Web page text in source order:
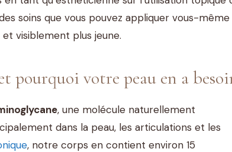
soins que vous pouvez appliquer vous-même
visiblement plus jeune.
pourquoi votre peau en a
, une molécule naturellement
dans la peau, les articulations et les
, notre corps en contient environ 15